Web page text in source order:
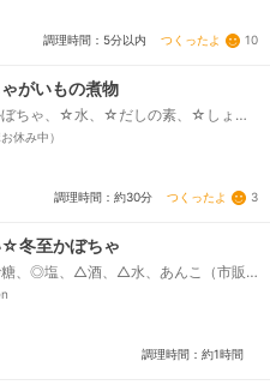
調理時間：5分以内 つくったよ 10
がいもの煮物
ぼちゃ、☆水、☆だしの素、☆しょう
さとう
休み中）
調理時間：約30分 つくったよ 3
冬至かぼちゃ
、◎塩、△酒、△水、あんこ（市販の
調理時間：約1時間